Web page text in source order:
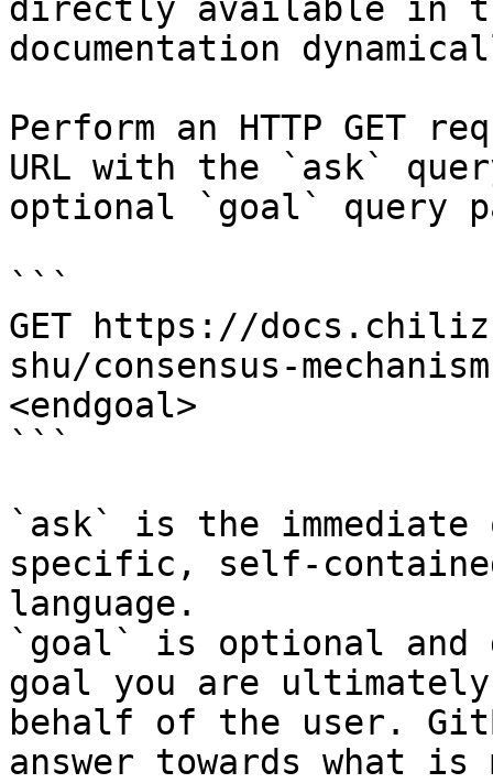
directly available in
documentation
Perform an HTTP GET
URL with the `ask`
optional `goal` query
```
GET https://
shu/consensus-
<endgoal>
```
`ask` is the
specific, self-
language.
`goal` is optional and
goal you are
behalf of the user.
answer towards what